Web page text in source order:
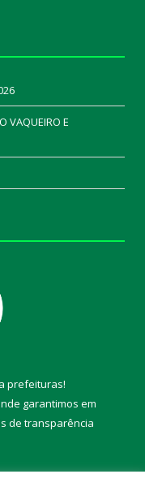
VAQUEIRO E
prefeituras!
garantimos em
de transparência